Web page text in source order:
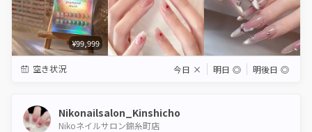
¥99,999
空き状況 今日 × 明日 ◎ 明後日 ◎
Nikonailsalon_Kinshicho
Nikoネイルサロン錦糸町店